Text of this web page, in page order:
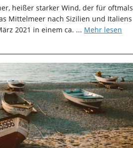
heißer starker Wind, der für oftmals
Mittelmeer nach Sizilien und Italiens
2021 in einem ca. ... Mehr lesen